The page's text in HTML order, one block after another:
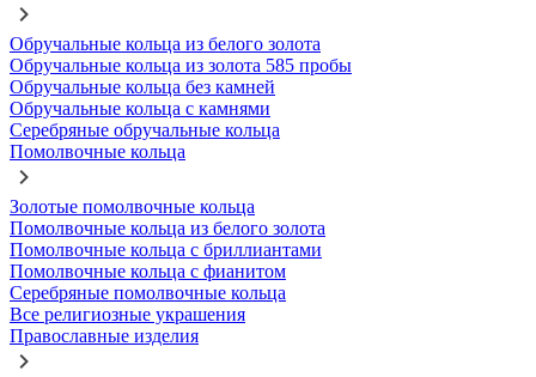
Обручальные кольца из белого золота
Обручальные кольца из золота 585 пробы
Обручальные кольца без камней
Обручальные кольца с камнями
Серебряные обручальные кольца
Помолвочные кольца
Золотые помолвочные кольца
Помолвочные кольца из белого золота
Помолвочные кольца с бриллиантами
Помолвочные кольца с фианитом
Серебряные помолвочные кольца
Все религиозные украшения
Православные изделия